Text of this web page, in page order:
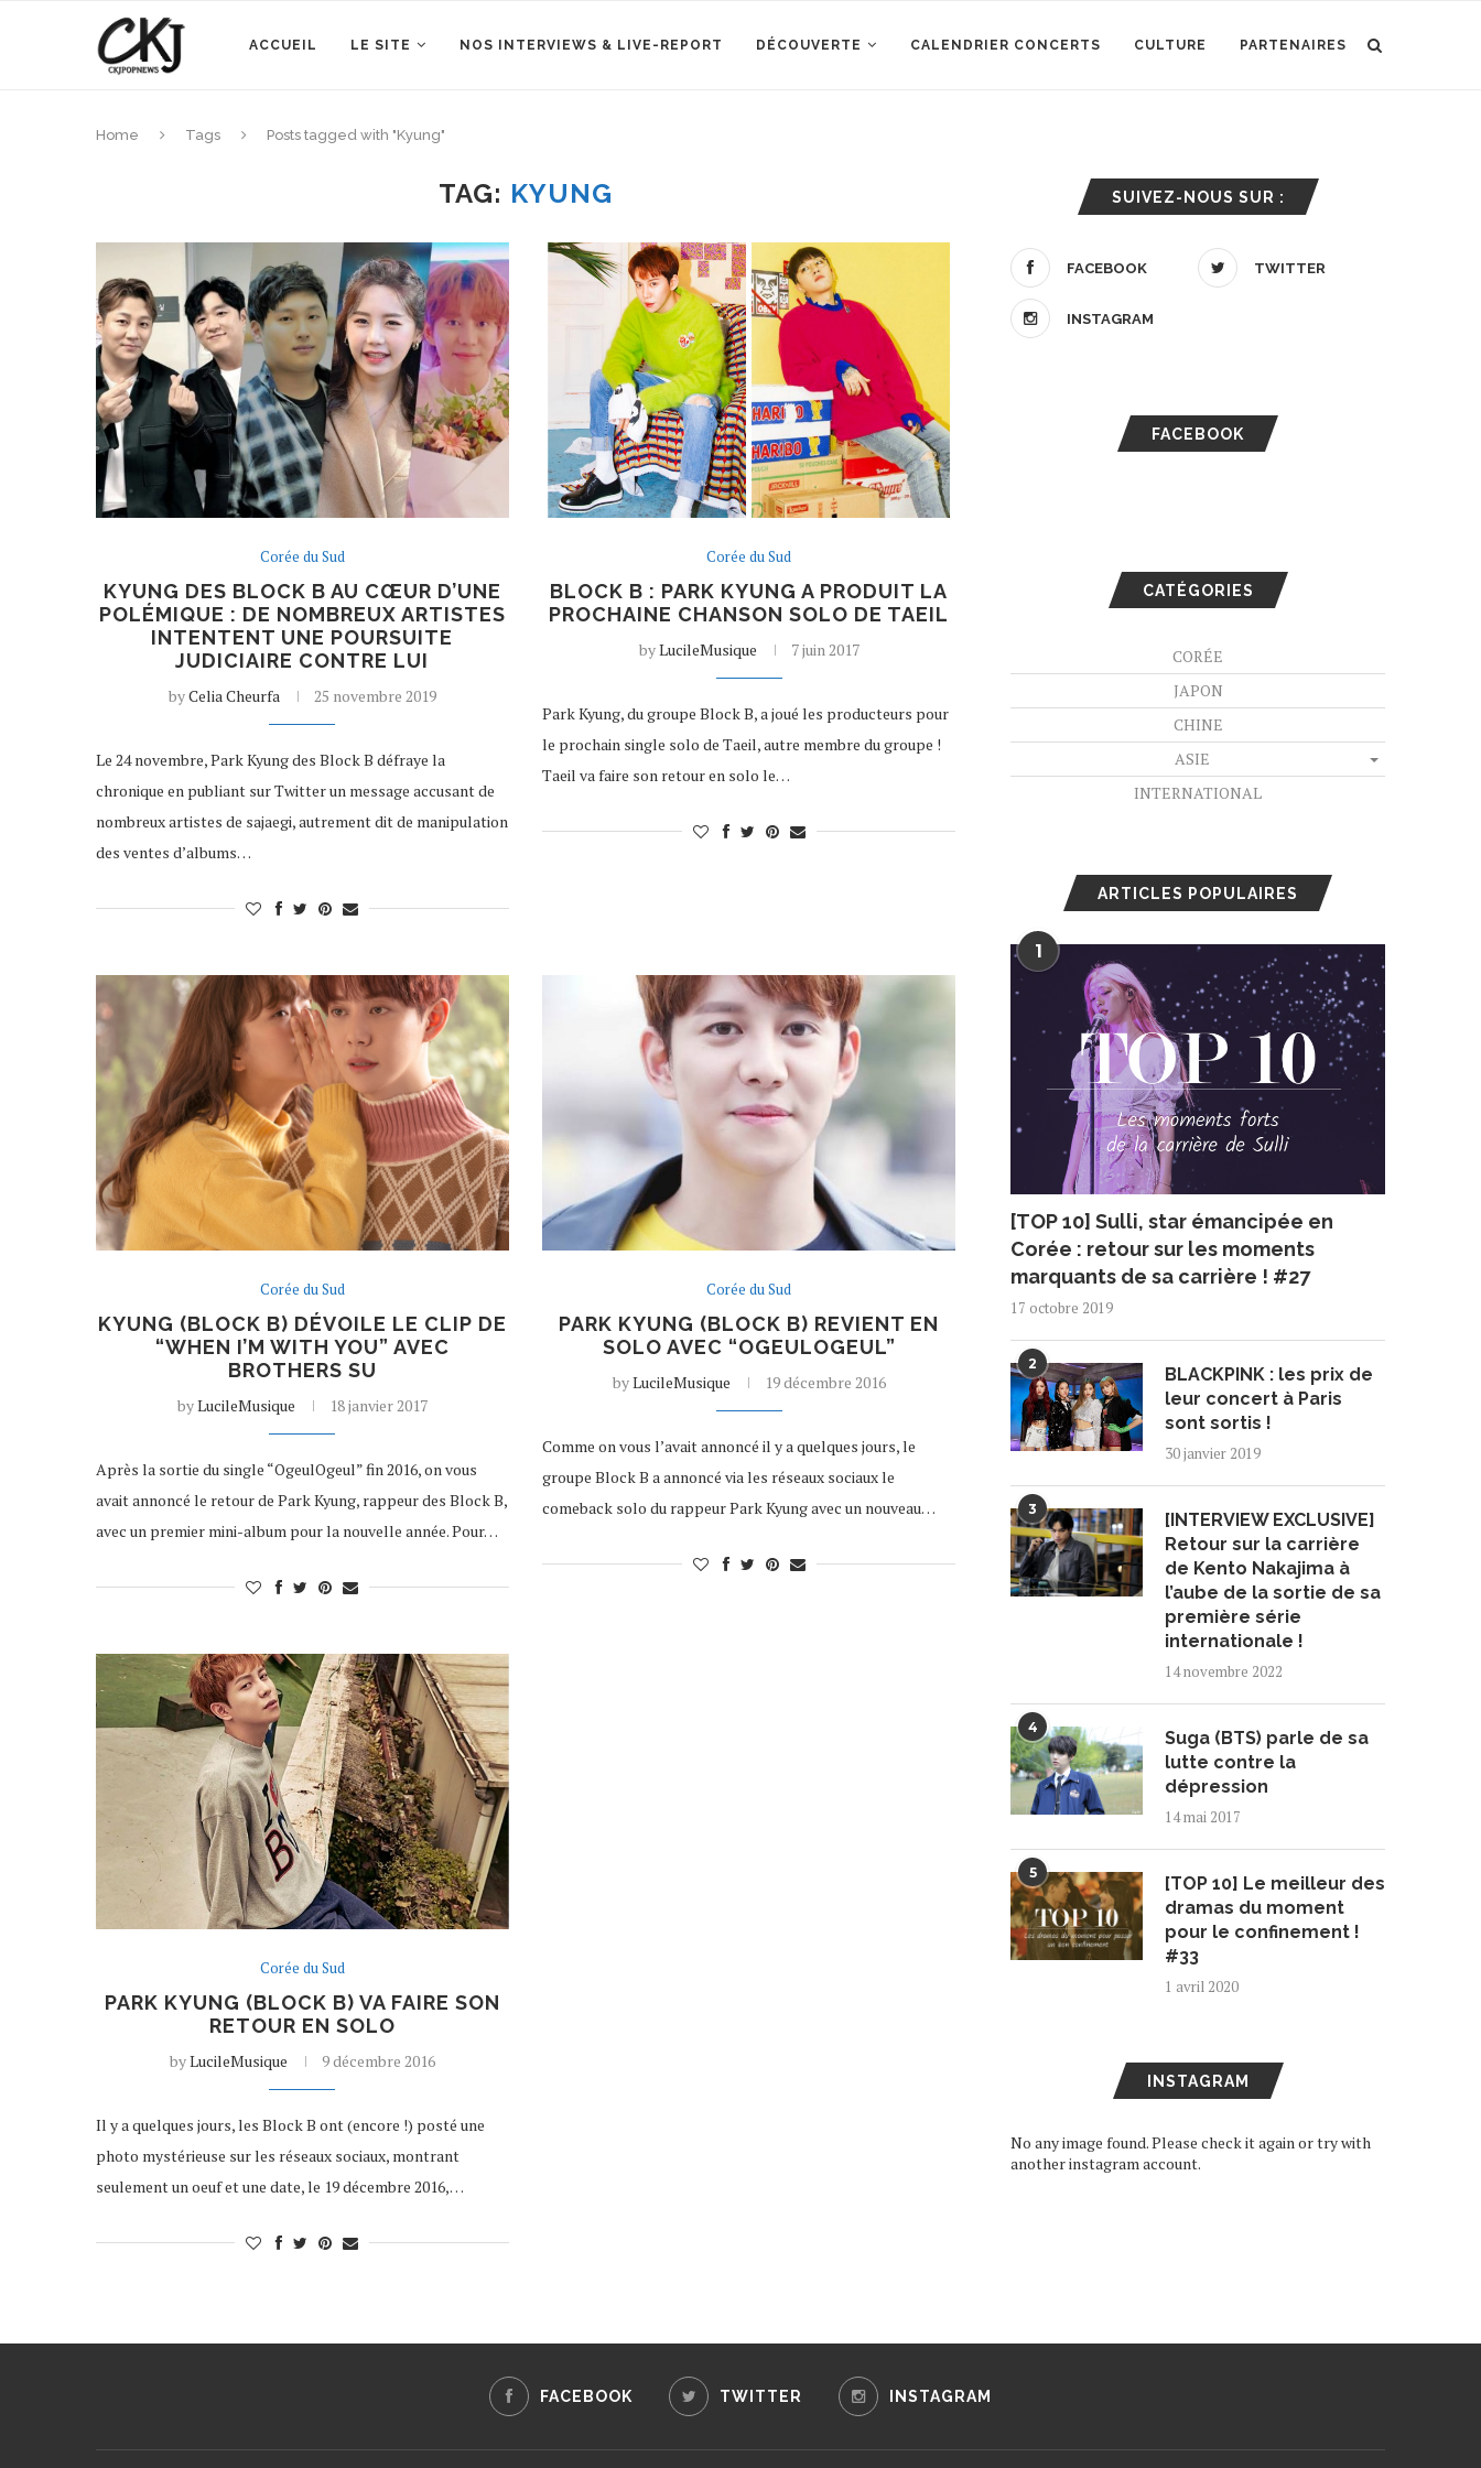
ACCUEIL LE SITE NOS INTERVIEWS & LIVE-REPORT DÉCOUVERTE CALENDRIER CONCERTS CULTURE PARTENAIRES
Home Tags Posts tagged with "Kyung"
TAG: KYUNG
Corée du Sud
KYUNG DES BLOCK B AU CŒUR D’UNE
POLÉMIQUE : DE NOMBREUX ARTISTES
INTENTENT UNE POURSUITE
JUDICIAIRE CONTRE LUI
byCelia Cheurfa 25 novembre 2019
Le 24 novembre, Park Kyung des Block B défraye la
chronique en publiant sur Twitter un message accusant de
nombreux artistes de sajaegi, autrement dit de manipulation
des ventes d’albums…
Corée du Sud
BLOCK B : PARK KYUNG A PRODUIT LA
PROCHAINE CHANSON SOLO DE TAEIL
byLucileMusique 7 juin 2017
Park Kyung, du groupe Block B, a joué les producteurs pour
le prochain single solo de Taeil, autre membre du groupe !
Taeil va faire son retour en solo le…
Corée du Sud
KYUNG (BLOCK B) DÉVOILE LE CLIP DE
“WHEN I’M WITH YOU” AVEC
BROTHERS SU
byLucileMusique 18 janvier 2017
Après la sortie du single “OgeulOgeul” fin 2016, on vous
avait annoncé le retour de Park Kyung, rappeur des Block B,
avec un premier mini-album pour la nouvelle année. Pour…
Corée du Sud
PARK KYUNG (BLOCK B) REVIENT EN
SOLO AVEC “OGEULOGEUL”
byLucileMusique 19 décembre 2016
Comme on vous l’avait annoncé il y a quelques jours, le
groupe Block B a annoncé via les réseaux sociaux le
comeback solo du rappeur Park Kyung avec un nouveau…
Corée du Sud
PARK KYUNG (BLOCK B) VA FAIRE SON
RETOUR EN SOLO
byLucileMusique 9 décembre 2016
Il y a quelques jours, les Block B ont (encore !) posté une
photo mystérieuse sur les réseaux sociaux, montrant
seulement un oeuf et une date, le 19 décembre 2016,…
SUIVEZ-NOUS SUR :
FACEBOOK TWITTER
INSTAGRAM
FACEBOOK
CATÉGORIES
CORÉE
JAPON
CHINE
ASIE
INTERNATIONAL
ARTICLES POPULAIRES
1
[TOP 10] Sulli, star émancipée en
Corée : retour sur les moments
marquants de sa carrière ! #27
17 octobre 2019
2
BLACKPINK : les prix de
leur concert à Paris
sont sortis !
30 janvier 2019
3
[INTERVIEW EXCLUSIVE]
Retour sur la carrière
de Kento Nakajima à
l’aube de la sortie de sa
première série
internationale !
14 novembre 2022
4
Suga (BTS) parle de sa
lutte contre la
dépression
14 mai 2017
5
[TOP 10] Le meilleur des
dramas du moment
pour le confinement !
#33
1 avril 2020
INSTAGRAM
No any image found. Please check it again or try with
another instagram account.
FACEBOOK TWITTER INSTAGRAM